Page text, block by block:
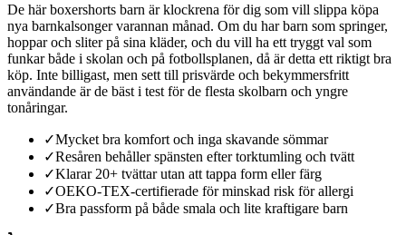
De här boxershorts barn är klockrena för dig som vill slippa köpa
nya barnkalsonger varannan månad. Om du har barn som springer,
hoppar och sliter på sina kläder, och du vill ha ett tryggt val som
funkar både i skolan och på fotbollsplanen, då är detta ett riktigt bra
köp. Inte billigast, men sett till prisvärde och bekymmersfritt
användande är de bäst i test för de flesta skolbarn och yngre
tonåringar.
✓Mycket bra komfort och inga skavande sömmar
✓Resåren behåller spänsten efter torktumling och tvätt
✓Klarar 20+ tvättar utan att tappa form eller färg
✓OEKO-TEX-certifierade för minskad risk för allergi
✓Bra passform på både smala och lite kraftigare barn